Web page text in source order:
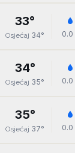
33°
Osjećaj 34° 0.0
34°
Osjećaj 35° 0.0
35°
Osjećaj 37° 0.0